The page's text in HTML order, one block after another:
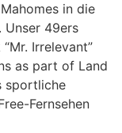
in die
49ers
Irrelevant”
as part of Land
sportliche
Fernsehen